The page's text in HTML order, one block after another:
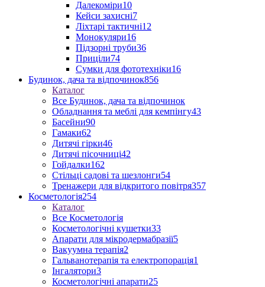
Далекоміри10
Кейси захисні7
Ліхтарі тактичні12
Монокуляри16
Підзорні труби36
Приціли74
Сумки для фототехніки16
Будинок, дача та відпочинок856
Каталог
Все Будинок, дача та відпочинок
Обладнання та меблі для кемпінгу43
Басейни90
Гамаки62
Дитячі гірки46
Дитячі пісочниці42
Гойдалки162
Стільці садові та шезлонги54
Тренажери для відкритого повітря357
Косметологія254
Каталог
Все Косметологія
Косметологічні кушетки33
Апарати для мікродермабразії5
Вакуумна терапія2
Гальванотерапія та електропорація1
Інгалятори3
Косметологічні апарати25